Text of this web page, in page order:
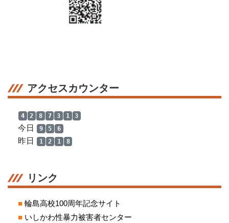
アクセスカウンター
4 2 8 7 3 1 3
今日 9 5 6
昨日 1 2 1 8
リンク
■ 輪島高校100周年記念サイト
■ いしかわ性暴力被害者センター